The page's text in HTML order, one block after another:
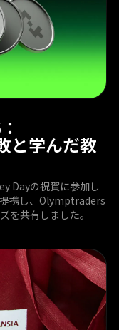
と学んだ教
Dayの祝賀に参加し
携し、Olymptraders
を共有しました。